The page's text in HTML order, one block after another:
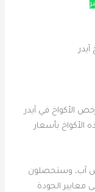
الأكواخ في آيدر
الأكواخ بأسعار
آب، وستحصلون
معايير الجودة